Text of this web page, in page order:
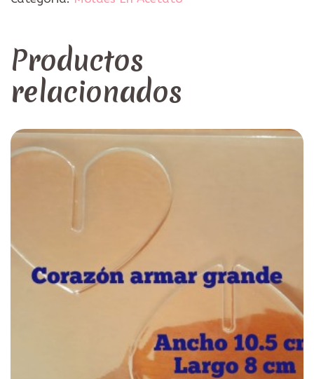
Productos
relacionados